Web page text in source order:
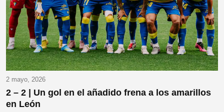
2 mayo, 2026
2 – 2 | Un gol en el añadido frena a los amarillos
en León